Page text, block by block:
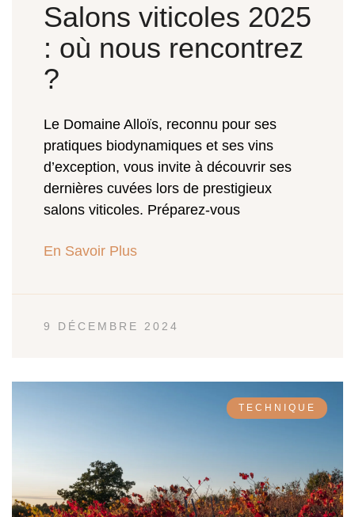
Salons viticoles 2025
: où nous rencontrez
?
Le Domaine Alloïs, reconnu pour ses
pratiques biodynamiques et ses vins
d’exception, vous invite à découvrir ses
dernières cuvées lors de prestigieux
salons viticoles. Préparez-vous
En Savoir Plus
9 DÉCEMBRE 2024
TECHNIQUE